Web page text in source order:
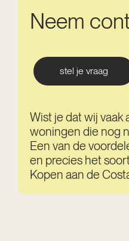
Neem
stel je vraag
Wist je dat wij
woningen die nog
Een van de
en precies het
Kopen aan de